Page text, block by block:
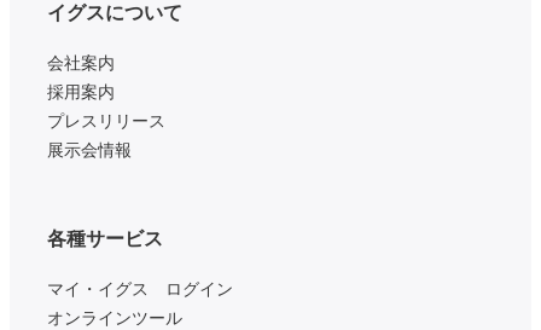
イグスについて
会社案内
採用案内
プレスリリース
展示会情報
各種サービス
マイ・イグス ログイン
オンラインツール